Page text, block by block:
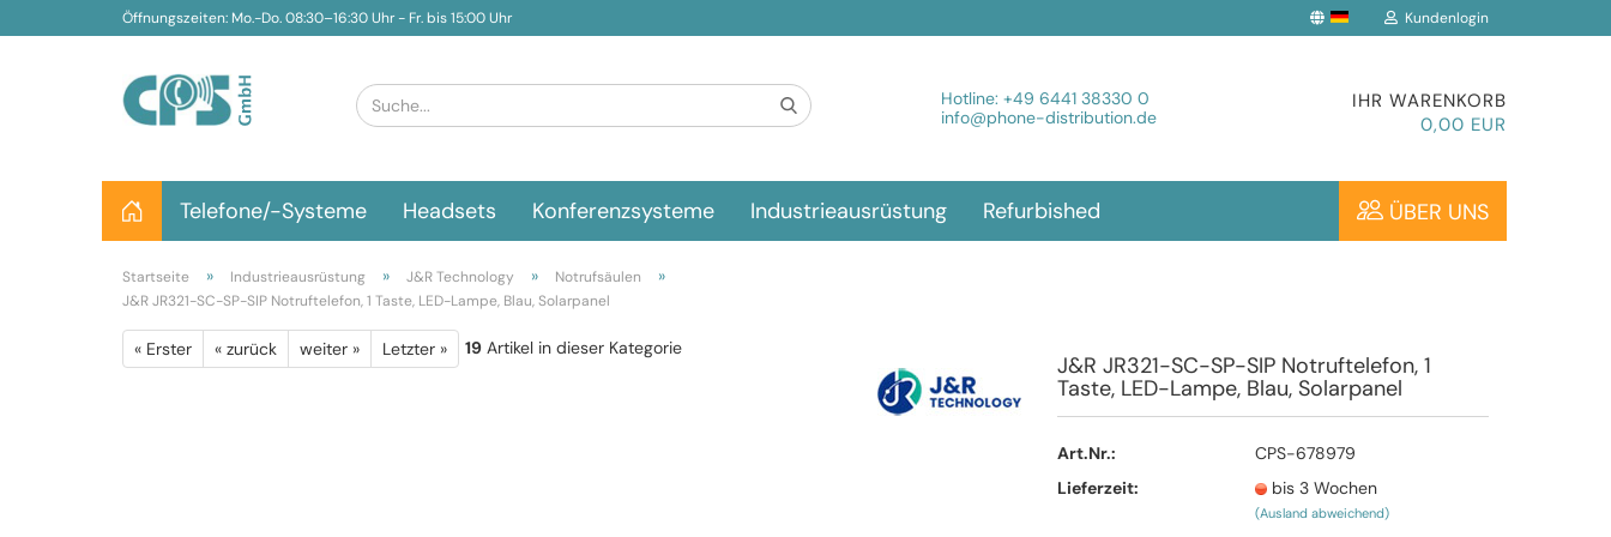
Öffnungszeiten: Mo.-Do. 08:30–16:30 Uhr - Fr. bis 15:00 Uhr Kundenlogin
Konto erstellen
Passwort vergessen?
Hotline: +49 6441 38330 0
info@phone-distribution.de
IHR WARENKORB
0,00 EUR
Telefone/-Systeme Headsets Konferenzsysteme Industrieausrüstung Refurbished ÜBER UNS
Startseite » Industrieausrüstung » J&R Technology » Notrufsäulen »
J&R JR321-SC-SP-SIP Notruftelefon, 1 Taste, LED-Lampe, Blau, Solarpanel
« Erster « zurück weiter » Letzter » 19 Artikel in dieser Kategorie
J&R JR321-SC-SP-SIP Notruftelefon, 1
Taste, LED-Lampe, Blau, Solarpanel
Art.Nr.:
CPS-678979
Lieferzeit:
bis 3 Wochen
(Ausland abweichend)